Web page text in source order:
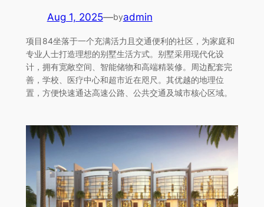
Aug 1, 2025—byadmin
项目84坐落于一个充满活力且交通便利的社区，为家庭和
专业人士打造理想的别墅生活方式。别墅采用现代化设
计，拥有宽敞空间、智能储物和高端精装修。周边配套完
善，学校、医疗中心和超市近在咫尺。其优越的地理位
置，方便快速通达高速公路、公共交通及城市核心区域。